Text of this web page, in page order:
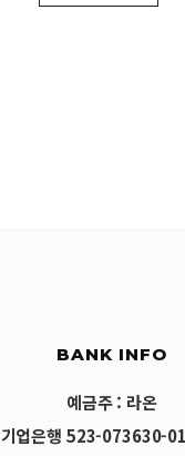
BANK INFO
예금주 : 라온
기업은행 523-073630-